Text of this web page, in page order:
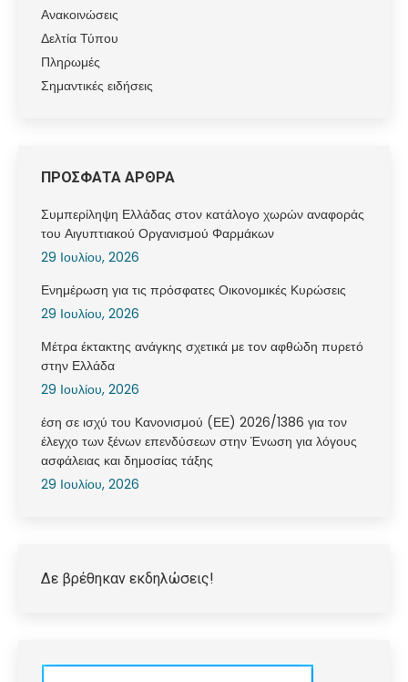
Ανακοινώσεις
Δελτία Τύπου
Πληρωμές
Σημαντικές ειδήσεις
ΠΡΟΣΦΑΤΑ ΑΡΘΡΑ
Συμπερίληψη Ελλάδας στον κατάλογο χωρών αναφοράς
του Αιγυπτιακού Οργανισμού Φαρμάκων
29 Ιουλίου, 2026
Ενημέρωση για τις πρόσφατες Οικονομικές Κυρώσεις
29 Ιουλίου, 2026
Μέτρα έκτακτης ανάγκης σχετικά με τον αφθώδη πυρετό
στην Ελλάδα
29 Ιουλίου, 2026
έση σε ισχύ του Κανονισμού (ΕΕ) 2026/1386 για τον
έλεγχο των ξένων επενδύσεων στην Ένωση για λόγους
ασφάλειας και δημοσίας τάξης
29 Ιουλίου, 2026
Δε βρέθηκαν εκδηλώσεις!